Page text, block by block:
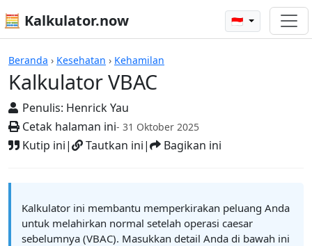
🧮 Kalkulator.now 🇮🇩
Beranda › Kesehatan › Kehamilan
Kalkulator VBAC
Penulis: Henrick Yau
Cetak halaman ini- 31 Oktober 2025
Kutip ini| Tautkan ini| Bagikan ini
Kalkulator-kalkulator
Kalkulator ini membantu memperkirakan peluang Anda
untuk melahirkan normal setelah operasi caesar
sebelumnya (VBAC). Masukkan detail Anda di bawah ini